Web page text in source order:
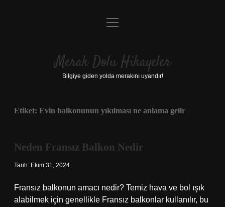
Anasayfa
Yasal Uyarı
menüyü
Merak Dolu Hikayeler
Bilgiye giden yolda merakını uyandır!
Etiket: Evin balkonunun yıkılması ne anlama gelir
Neden Fransız Balkon Nedir
Tarih: Ekim 31, 2024
Fransız balkonun amacı nedir? Temiz hava ve bol ışık
alabilmek için genellikle Fransız balkonlar kullanılır, bu